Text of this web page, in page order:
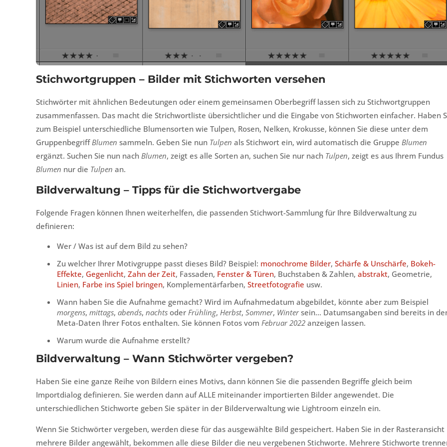
Stichwortgruppen – Bilder mit Stichworten versehen
Stichwörter mit ähnlichen Bedeutungen oder einem gemeinsamen Oberbegriff lassen sich zu Stichwortgruppen
zusammenfassen. Das macht die Strichwortliste übersichtlicher und die Eingabe von Stichworten einfacher. Haben
zum Beispiel unterschiedliche Blumensorten wie Tulpen, Rosen, Nelken, Krokusse, können Sie diese unter dem
Gruppenbegriff Blumen sammeln. Geben Sie nun Tulpen als Stichwort ein, wird automatisch die Gruppe Blumen
ergänzt. Suchen Sie nun nach Blumen, zeigt es alle Sorten an, suchen Sie nur nach Tulpen, zeigt es aus Ihrem Fundus
Blumen nur die Tulpen an.
Bildverwaltung – Tipps für die Stichwortvergabe
Folgende Fragen können Ihnen weiterhelfen, die passenden Stichwort-Sammlung für Ihre Bildverwaltung zu
definieren:
Wer / Was ist auf dem Bild zu sehen?
Zu welcher Ihrer Motivgruppe passt dieses Bild? Beispiel: monochrome Bilder, Schärfe & Unschärfe, Bokeh-
Effekte, Gegenlicht, Zahn der Zeit, Fassaden, Fenster & Türen, Buchstaben & Zahlen, abstrakt, Geometrie,
Linien, Farbe ins Spiel bringen, Komplementärfarben, Streetfotografie usw.
Wann haben Sie die Aufnahme gemacht? Wird im Aufnahmedatum abgebildet, könnte aber zum Beispiel
morgens, mittags, abends, nachts oder Frühling, Herbst, Sommer, Wintersein… Datumsangaben sind bereits in
Meta-Daten Ihrer Fotos enthalten. Sie können Fotos vom Februar 2022 anzeigen lassen.
Warum wurde die Aufnahme erstellt?
Bildverwaltung – Wann Stichwörter vergeben?
Haben Sie eine ganze Reihe von Bildern eines Motivs, dann können Sie die passenden Begriffe gleich beim
Importdialog definieren. Sie werden dann auf ALLE miteinander importierten Bilder angewendet. Die
unterschiedlichen Stichworte geben Sie später in der Bilderverwaltung wie Lightroom einzeln ein.
Wenn Sie Stichwörter vergeben, werden diese für das ausgewählte Bild gespeichert. Haben Sie in der Rasteransicht
mehrere Bilder angewählt, bekommen alle diese Bilder die neu vergebenen Stichworte. Mehrere Stichworte